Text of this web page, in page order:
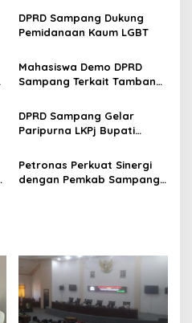
DPRD Sampang Dukung
Pemidanaan Kaum LGBT
Mahasiswa Demo DPRD
Sampang Terkait Tambang
DPRD Sampang Gelar
Paripurna LKPj Bupati
Petronas Perkuat Sinergi
dengan Pemkab Sampang